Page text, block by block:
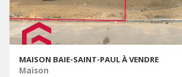
MAISON BAIE-SAINT-PAUL À VENDRE
Maison